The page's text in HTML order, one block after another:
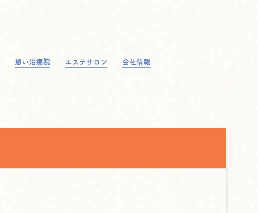
憩い治療院 エステサロン 会社情報